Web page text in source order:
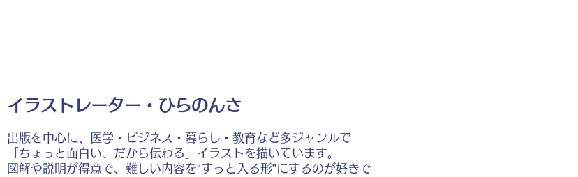
イラストレーター・ひらのんさ
出版を中心に、医学・ビジネス・暮らし・教育など多ジャンルで
「ちょっと面白い、だから伝わる」イラストを描いています。
図解や説明が得意で、難しい内容を“すっと入る形”にするのが好きで